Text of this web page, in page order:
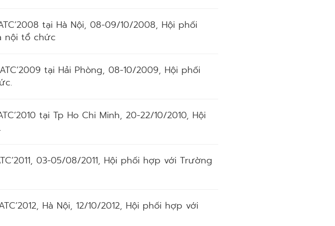
tại Hà Nội, 08-09/10/2008, Hội phối
nội tổ chức
tại Hải Phòng, 08-10/2009, Hội phối
tại Tp Ho Chi Minh, 20-22/10/2010, Hội
03-05/08/2011, Hội phối hợp với Trường
Hà Nội, 12/10/2012, Hội phối hợp với